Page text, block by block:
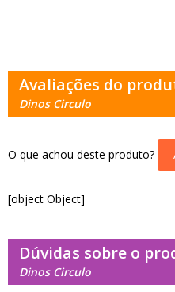
Avaliações do
Dinos Circulo
O que achou deste produto?
[object Object]
Dúvidas sobre o
Dinos Circulo